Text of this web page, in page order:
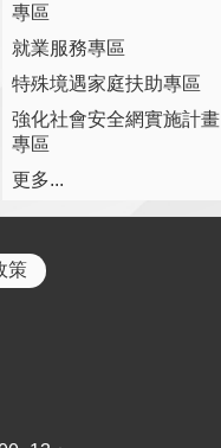
專區
就業服務專區
特殊境遇家庭扶助專區
強化社會安全網實施計畫
專區
更多...
策